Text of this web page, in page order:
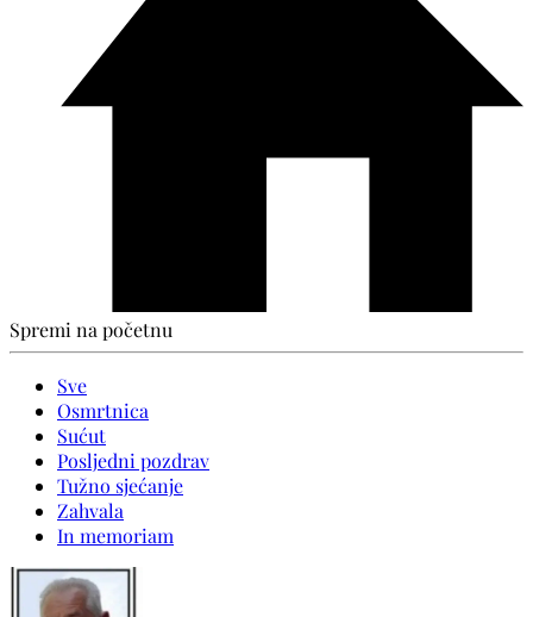
Spremi na početnu
Sve
Osmrtnica
Sućut
Posljedni pozdrav
Tužno sjećanje
Zahvala
In memoriam